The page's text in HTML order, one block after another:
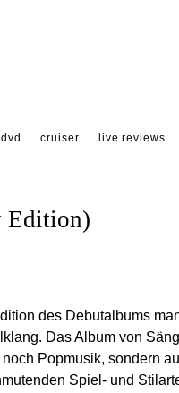
dvd cruiser live reviews
Edition)
des Debutalbums
Das Album von
Popmusik, sondern
Spiel- und